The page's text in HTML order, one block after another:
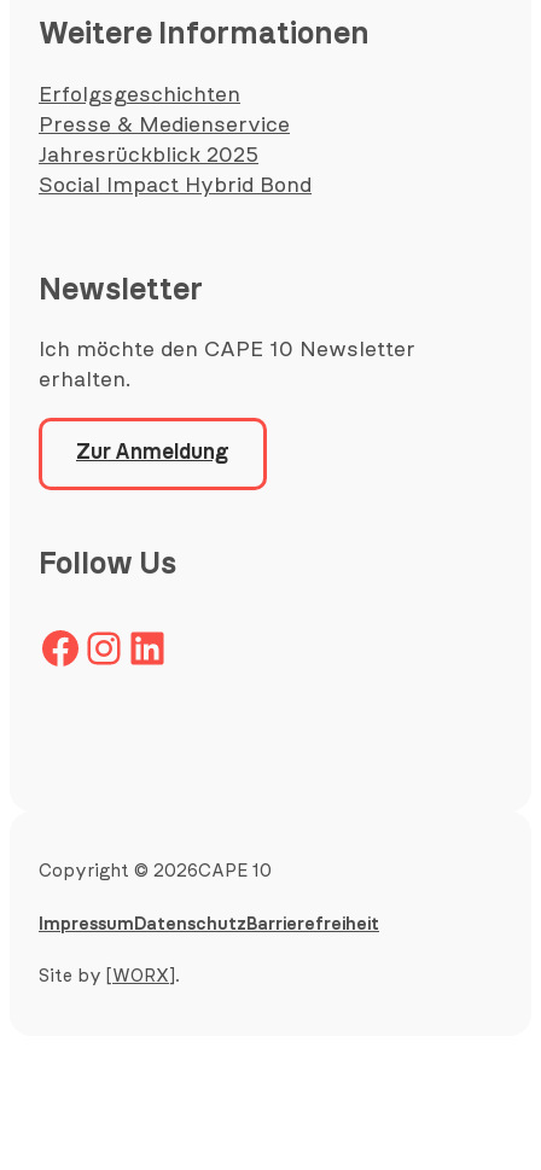
Weitere Informationen
Erfolgsgeschichten
Presse & Medienservice
Jahresrückblick 2025
Social Impact Hybrid Bond
Newsletter
Ich möchte den CAPE 10 Newsletter
erhalten.
Zur Anmeldung
Follow Us
Facebook Instagram LinkedIn
Copyright © 2026CAPE 10
Impressum Datenschutz Barrierefreiheit
Site by [WORX] .